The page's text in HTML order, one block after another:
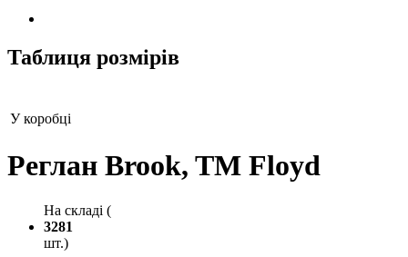
Таблиця розмірів
У коробці
Реглан Brook, TM Floyd
На складі (
3281
шт.)